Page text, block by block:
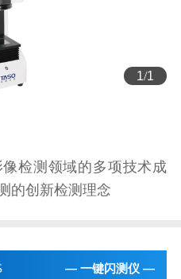
1/1
检测领域的多项技术成
的创新检测理念
— 一键闪测仪 —